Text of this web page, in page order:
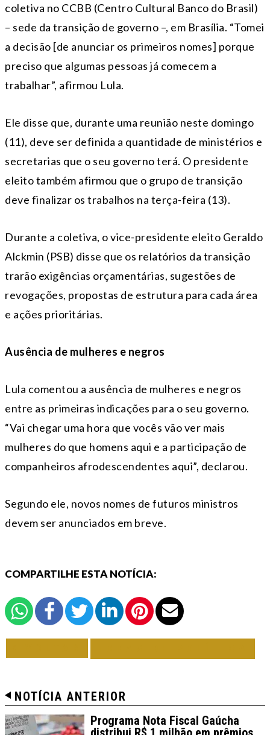
coletiva no CCBB (Centro Cultural Banco do Brasil)
– sede da transição de governo –, em Brasília. “Tomei
a decisão [de anunciar os primeiros nomes] porque
preciso que algumas pessoas já comecem a
trabalhar”, afirmou Lula.
Ele disse que, durante uma reunião neste domingo
(11), deve ser definida a quantidade de ministérios e
secretarias que o seu governo terá. O presidente
eleito também afirmou que o grupo de transição
deve finalizar os trabalhos na terça-feira (13).
Durante a coletiva, o vice-presidente eleito Geraldo
Alckmin (PSB) disse que os relatórios da transição
trarão exigências orçamentárias, sugestões de
revogações, propostas de estrutura para cada área
e ações prioritárias.
Ausência de mulheres e negros
Lula comentou a ausência de mulheres e negros
entre as primeiras indicações para o seu governo.
“Vai chegar uma hora que vocês vão ver mais
mulheres do que homens aqui e a participação de
companheiros afrodescendentes aqui”, declarou.
Segundo ele, novos nomes de futuros ministros
devem ser anunciados em breve.
COMPARTILHE ESTA NOTÍCIA:
NOTÍCIA ANTERIOR
Programa Nota Fiscal Gaúcha